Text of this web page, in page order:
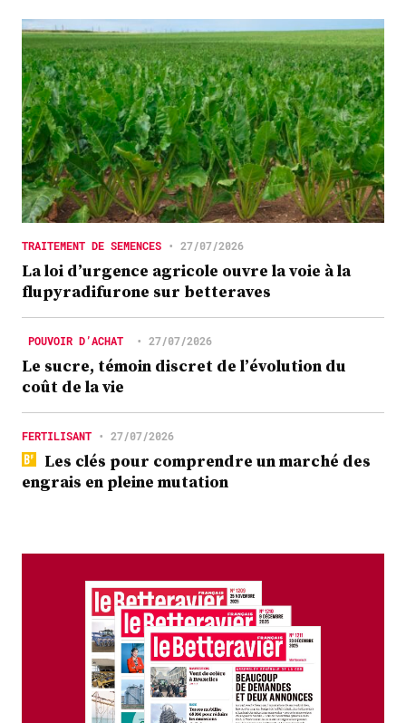
TRAITEMENT DE SEMENCES • 27/07/2026
La loi d’urgence agricole ouvre la voie à la
flupyradifurone sur betteraves
POUVOIR D’ACHAT • 27/07/2026
Le sucre, témoin discret de l’évolution du
coût de la vie
FERTILISANT • 27/07/2026
Les clés pour comprendre un marché des
engrais en pleine mutation